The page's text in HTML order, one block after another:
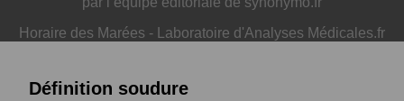
Horaire des Marées - Laboratoire d'Analyses Médicales.fr
Définition soudure